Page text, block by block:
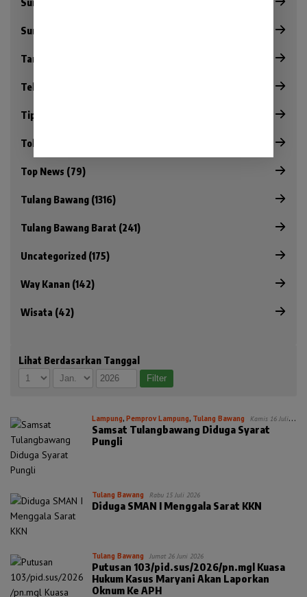
Sumatera Utara (1)
Surat Pembaca (4)
Tanggamus (2726)
Tekno (10)
Tips & Trik (14)
Tokoh (19)
Top News (79)
Tulang Bawang (1316)
Tulang Bawang Barat (241)
Uncategorized (175)
Way Kanan (142)
Wisata (42)
Lihat Berdasarkan Tanggal
Lampung, Pemprov Lampung, Tulang Bawang
Kamis 16 Juli
2026
Samsat Tulangbawang Diduga Syarat
Pungli
Tulang Bawang Rabu 15 Juli 2026
Diduga SMAN I Menggala Sarat KKN
Tulang Bawang Jumat 26 Juni 2026
Putusan 103/pid.sus/2026/pn.mgl Kuasa
Hukum Kasus Maryani Akan Laporkan
Oknum Ke APH